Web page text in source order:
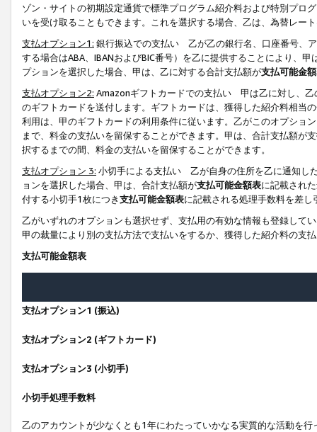
ゾン・サイトの初期設定通貨で標準プログラム紹介料および特別プロ
いを受け取ることもできます。これを選択する場合、乙は、為替レー
支払オプション1: 銀行振込での支払い 乙が乙の銀行名、口座番号、
する場合はABA、IBANおよびBIC番号）を乙に提供することにより、
プションを選択した場合、甲は、乙に対する合計支払額が支払可能金
支払オプション2: Amazonギフトカードでの支払い 甲は乙に対し、乙
のギフトカードを送付します。ギフトカードは、獲得した紹介料相当
利用は、甲のギフトカードの利用条件に従います。乙がこのオプショ
まで、料金の支払いを留保することができます。甲は、合計支払額が
択するまでの間、料金の支払いを留保することができます。
支払オプション 3: 小切手による支払い 乙が自身の住所を乙に通知し
ョンを選択した場合、甲は、合計支払額が支払可能金額表に記載され
付する小切手1枚につき支払可能金額表に記載される処理手数料を差し
乙がいずれのオプションも選択せず、支払用の有効な情報も登録して
甲の裁量により別の支払方法で支払いをするか、獲得した紹介料の支
支払可能金額表
支払オプション1 (振込)
支払オプション2 (ギフトカード)
支払オプション3 (小切手)
小切手処理手数料
乙のアカウントが少なくとも1年にわたっていかなる実質的な活動を